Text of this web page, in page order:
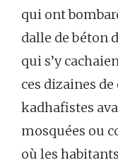
qui ont
dalle de béton
qui s’y
ces dizaines
kadhafistes
mosquées ou
où les